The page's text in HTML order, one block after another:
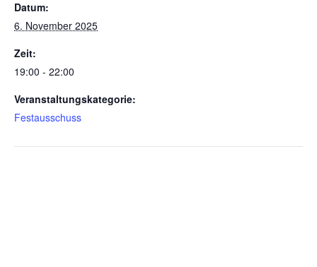
Datum:
6. November 2025
Zeit:
19:00 - 22:00
Veranstaltungskategorie:
Festausschuss